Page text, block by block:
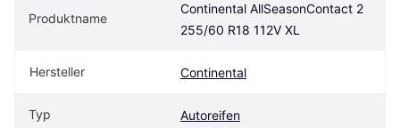
Produktname
Continental AllSeasonContact 2
255/60 R18 112V XL
Hersteller Continental
Typ Autoreifen